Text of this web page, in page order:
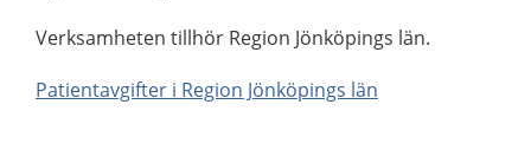
Verksamheten tillhör Region Jönköpings län.
Patientavgifter i Region Jönköpings län